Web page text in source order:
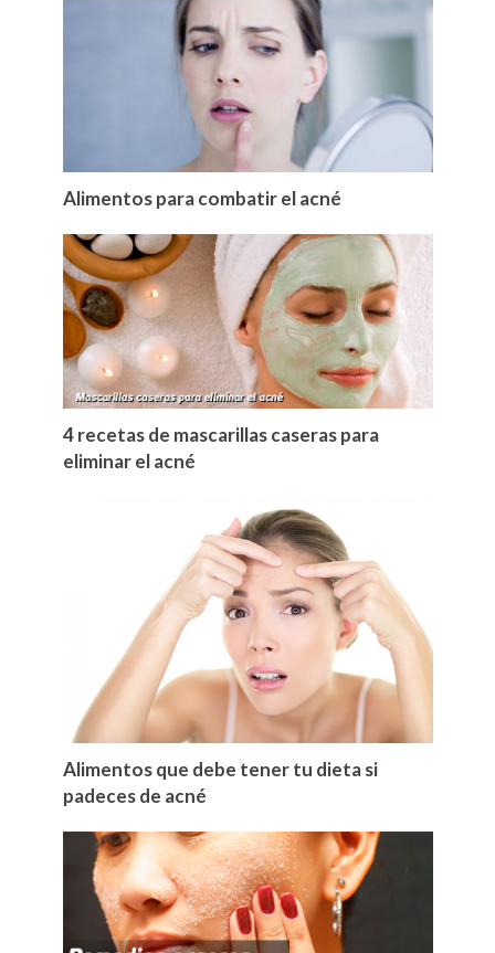
Alimentos para combatir el acné
4 recetas de mascarillas caseras para
eliminar el acné
Alimentos que debe tener tu dieta si
padeces de acné